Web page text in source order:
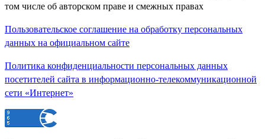
том числе об авторском праве и смежных правах
Пользовательское соглашение на обработку персональных
данных на официальном сайте
Политика конфиденциальности персональных данных
посетителей сайта в информационно-телекоммуникационной
сети «Интернет»